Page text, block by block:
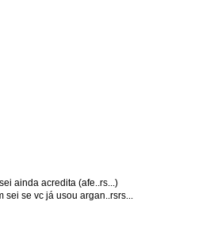
ainda acredita (afe..rs...)
se vc já usou argan..rsrs...